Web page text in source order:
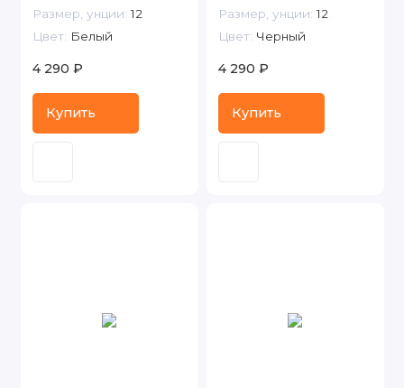
Размер, унции: 12
Цвет: Белый
4 290 ₽
Купить
Размер, унции: 12
Цвет: Черный
4 290 ₽
Купить